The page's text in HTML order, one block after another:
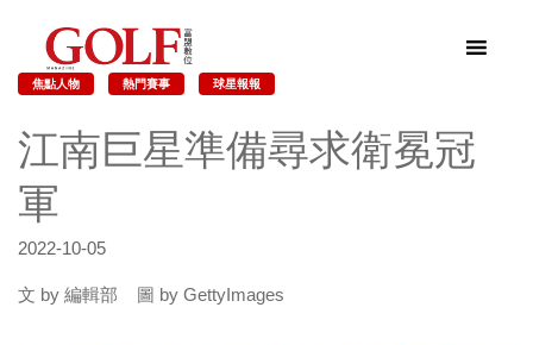
焦點人物 熱門賽事 球星報報
江南巨星準備尋求衛冕冠
軍
2022-10-05
文 by 編輯部 圖 by GettyImages